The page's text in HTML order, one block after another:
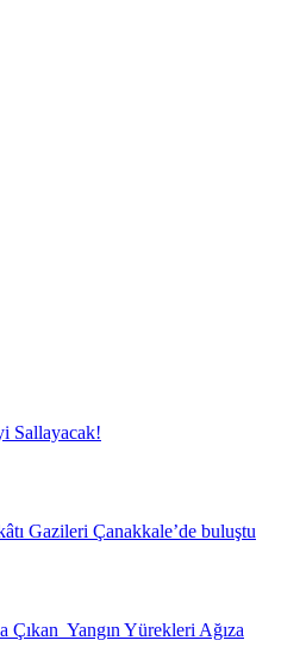
Sallayacak!
Gazileri Çanakkale’de buluştu
Çıkan Yangın Yürekleri Ağıza